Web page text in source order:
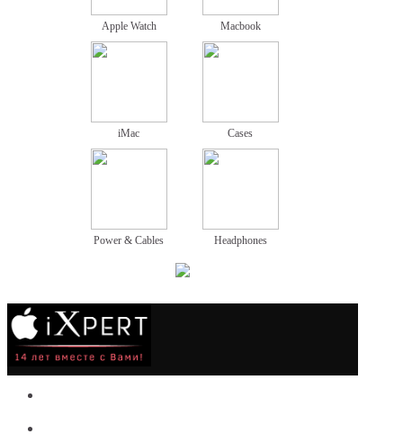
Apple Watch Macbook
iMac Cases
Power & Cables Headphones